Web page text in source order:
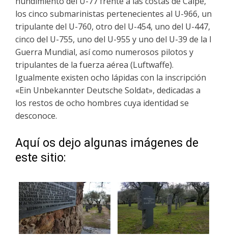
los cinco submarinistas pertenecientes al U-966, un
tripulante del U-760, otro del U-454, uno del U-447,
cinco del U-755, uno del U-955 y uno del U-39 de la I
Guerra Mundial, así como numerosos pilotos y
tripulantes de la fuerza aérea (Luftwaffe).
Igualmente existen ocho lápidas con la inscripción
«Ein Unbekannter Deutsche Soldat», dedicadas a
los restos de ocho hombres cuya identidad se
desconoce.
Aquí os dejo algunas imágenes de
este sitio: